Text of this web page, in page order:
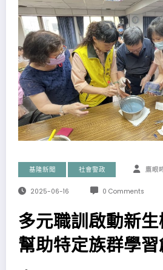
基隆新聞 社會警政 鷹眼
2025-06-16 0 Comments
多元職訓啟動新
幫助特定族群學習